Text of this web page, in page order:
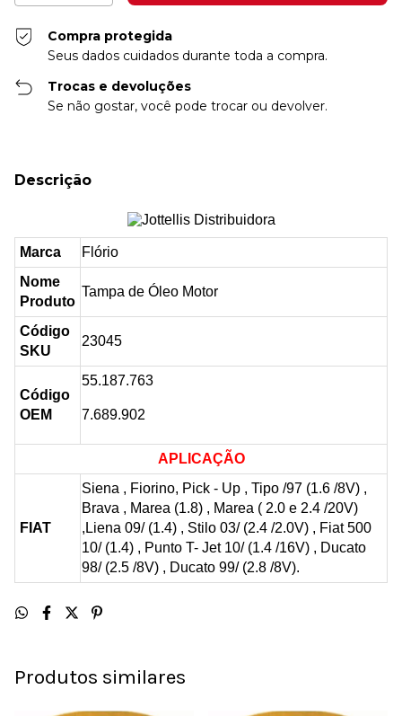
Compra protegida
Seus dados cuidados durante toda a compra.
Trocas e devoluções
Se não gostar, você pode trocar ou devolver.
Descrição
Marca
Flório
Nome
Produto
Tampa de Óleo Motor
Código
SKU
23045
Código
OEM
55.187.763
7.689.902
APLICAÇÃO
FIAT
Siena , Fiorino, Pick - Up , Tipo /97 (1.6 /8V) ,
Brava , Marea (1.8) , Marea ( 2.0 e 2.4 /20V)
,Liena 09/ (1.4) , Stilo 03/ (2.4 /2.0V) , Fiat 500
10/ (1.4) , Punto T- Jet 10/ (1.4 /16V) , Ducato
98/ (2.5 /8V) , Ducato 99/ (2.8 /8V).
Produtos similares